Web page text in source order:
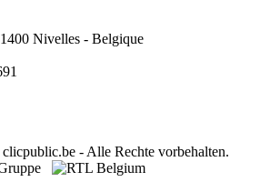
Nivelles - Belgique
- Alle Rechte vorbehalten.